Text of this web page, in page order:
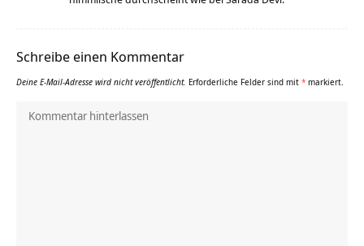
Schreibe einen Kommentar
Deine E-Mail-Adresse wird nicht veröffentlicht. Erforderliche Felder sind mit * markiert.